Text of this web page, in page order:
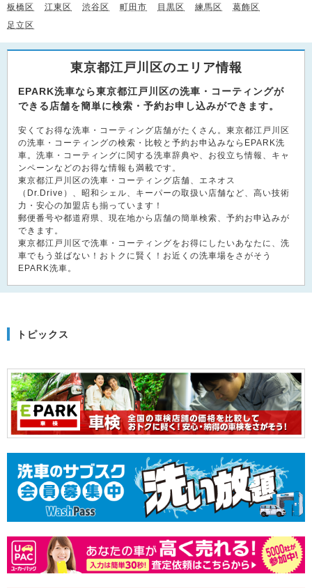
板橋区
江東区 渋谷区 町田市 目黒区 練馬区
葛飾区
足立区
東京都江戸川区のエリア情報
EPARK洗車なら東京都江戸川区の洗車・コーティングが
できる店舗を簡単に検索・予約お申し込みができます。
安くてお得な洗車・コーティング店舗がたくさん。東京都江戸川区
の洗車・コーティングの検索・比較と予約お申込みならEPARK洗
車。洗車・コーティングに関する洗車辞典や、お役立ち情報、キャ
ンペーンなどのお得な情報も満載です。
東京都江戸川区の洗車・コーティング店舗、エネオス
（Dr.Drive）、昭和シェル、キーパーの取扱い店舗など、高い技術
力・安心の加盟店も揃っています！
郵便番号や都道府県、現在地から店舗の簡単検索、予約お申込みが
できます。
東京都江戸川区で洗車・コーティングをお得にしたいあなたに、洗
車でもう並ばない！おトクに賢く！お近くの洗車場をさがそう
EPARK洗車。
トピックス